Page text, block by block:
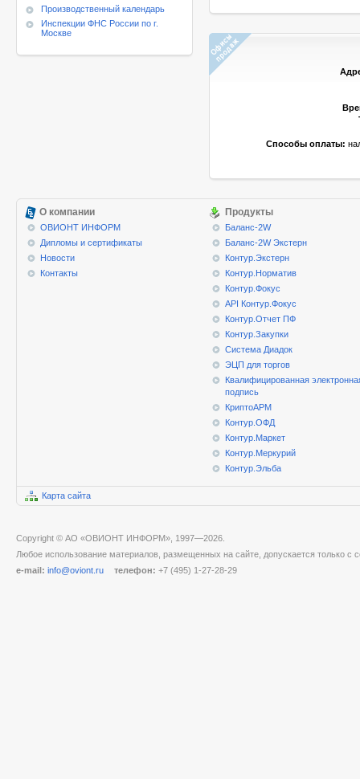
Производственный календарь
Инспекции ФНС России по г.
Москве
Способы оплаты:
О компании
ОВИОНТ ИНФОРМ
Дипломы и сертификаты
Новости
Контакты
Продукты
Баланс-2W
Баланс-2W Экстерн
Контур.Экстерн
Контур.Норматив
Контур.Фокус
API Контур.Фокус
Контур.Отчет ПФ
Контур.Закупки
Система Диадок
ЭЦП для торгов
Квалифицированная
подпись
КриптоАРМ
Контур.ОФД
Контур.Маркет
Контур.Меркурий
Контур.Эльба
Карта сайта
Copyright © АО «ОВИОНТ ИНФОРМ», 1997—2026.
Любое использование материалов, размещенных на сайте, допускается только с
e-mail: info@oviont.ru телефон: +7 (495) 1-27-28-29